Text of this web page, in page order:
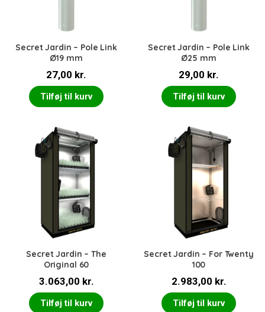
Secret Jardin – Pole Link
Ø19 mm
27,00 kr.
Tilføj til kurv
Secret Jardin – Pole Link
Ø25 mm
29,00 kr.
Tilføj til kurv
Secret Jardin – The
Original 60
3.063,00 kr.
Tilføj til kurv
Secret Jardin – For Twenty
100
2.983,00 kr.
Tilføj til kurv